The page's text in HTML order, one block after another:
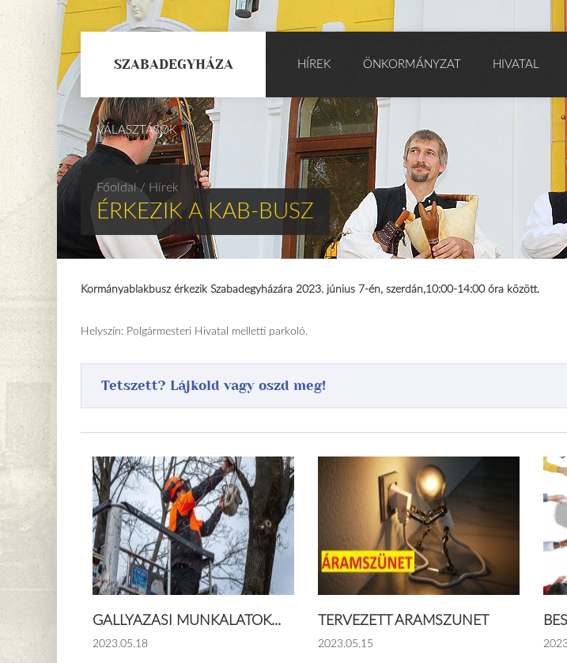
SZABADEGYHÁZA HÍREK ÖNKORMÁNYZAT HIVATAL
VÁLASZTÁSOK
Főoldal / Hírek
ÉRKEZIK A KAB-BUSZ
Kormányablakbusz érkezik Szabadegyházára 2023. június 7-én, szerdán,10:00-14:00 óra között.
Helyszín: Polgármesteri Hivatal melletti parkoló.
Tetszett? Lájkold vagy oszd meg!
GALLYAZÁSI MUNKÁLATOK...
2023.05.18
TERVEZETT ÁRAMSZÜNET
2023.05.15